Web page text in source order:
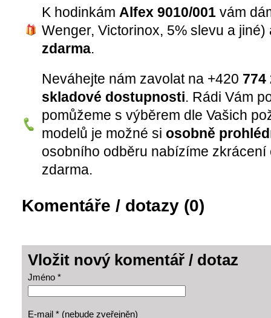
K hodinkám Alfex 9010/001 vám
Wenger, Victorinox, 5% slevu a
zdarma.
Neváhejte nám zavolat na +420 774
skladové dostupnosti. Rádi Vám
pomůžeme s výběrem dle Vašich
modelů je možné si osobně
osobního odběru nabízíme zkrácení
zdarma.
Komentáře / dotazy (0)
Vložit nový komentář / dotaz
Jméno *
E-mail * (nebude zveřejněn)